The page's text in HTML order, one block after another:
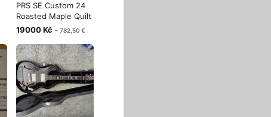
PRS SE Custom 24
Roasted Maple Quilt
LTD
19000 Kč ~ 782,50 €